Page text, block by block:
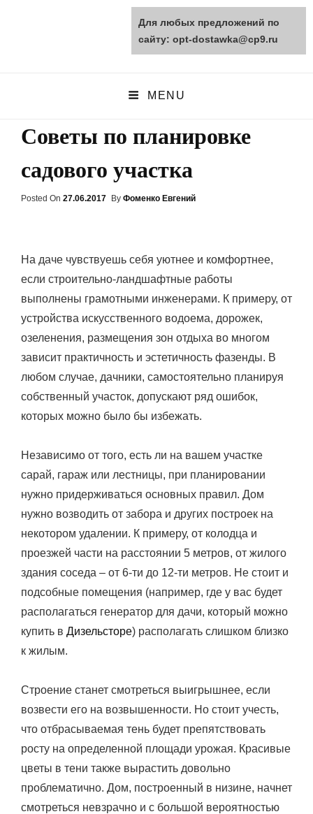
opt-dostawka.ru
MENU
Советы по планировке
садового участка
Posted On Posted
27.06.2017 By Фоменко Евгений
На даче чувствуешь себя уютнее и комфортнее,
если строительно-ландшафтные работы
выполнены грамотными инженерами. К примеру, от
устройства искусственного водоема, дорожек,
озеленения, размещения зон отдыха во многом
зависит практичность и эстетичность фазенды. В
любом случае, дачники, самостоятельно планируя
собственный участок, допускают ряд ошибок,
которых можно было бы избежать.
Независимо от того, есть ли на вашем участке
сарай, гараж или лестницы, при планировании
нужно придерживаться основных правил. Дом
нужно возводить от забора и других построек на
некотором удалении. К примеру, от колодца и
проезжей части на расстоянии 5 метров, от жилого
здания соседа – от 6-ти до 12-ти метров. Не стоит и
подсобные помещения (например, где у вас будет
располагаться генератор для дачи, который можно
купить в Дизельсторе) располагать слишком близко
к жилым.
Строение станет смотреться выигрышнее, если
возвести его на возвышенности. Но стоит учесть,
что отбрасываемая тень будет препятствовать
росту на определенной площади урожая. Красивые
цветы в тени также вырастить довольно
проблематично. Дом, построенный в низине, начнет
смотреться невзрачно и с большой вероятностью
Для любых предложений по
сайту: opt-dostawka@cp9.ru